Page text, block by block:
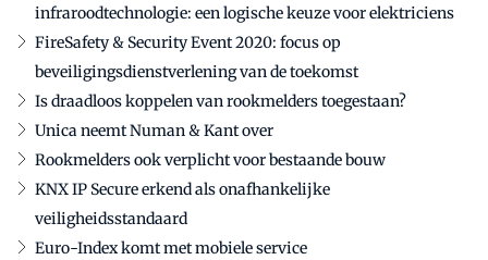
infraroodtechnologie: een logische keuze voor elektriciens
FireSafety & Security Event 2020: focus op
beveiligingsdienstverlening van de toekomst
Is draadloos koppelen van rookmelders toegestaan?
Unica neemt Numan & Kant over
Rookmelders ook verplicht voor bestaande bouw
KNX IP Secure erkend als onafhankelijke
veiligheidsstandaard
Euro-Index komt met mobiele service